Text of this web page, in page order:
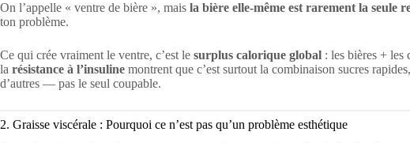
On l’appelle « ventre de bière », mais la bière elle-même est rarement la seule
ton problème.
Ce qui crée vraiment le ventre, c’est le surplus calorique global : les bières + les
la résistance à l’insuline montrent que c’est surtout la combinaison sucres
d’autres — pas le seul coupable.
2. Graisse viscérale : Pourquoi ce n’est pas qu’un problème esthétique